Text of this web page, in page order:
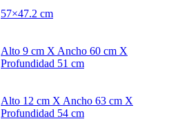
57×47.2 cm
Alto 9 cm X Ancho 60 cm X
Profundidad 51 cm
Alto 12 cm X Ancho 63 cm X
Profundidad 54 cm